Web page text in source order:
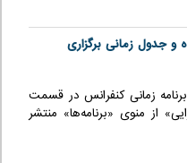
و جدول زمانی برگزاری
زمانی کنفرانس در قسمت
از منوی «برنامه‌ها» منتشر